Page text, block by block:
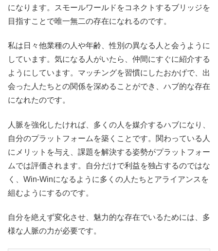
になります。スモールワールドをコネクトするブリッジを
目指すことで唯一無二の存在になれるのです。
私は日々他業種の人や年齢、性別の異なる人と会うように
しています。気になる人がいたら、仲間にすぐに紹介する
ようにしています。マッチングを習慣にしたおかげで、出
会った人たちとの関係を深めることができ、ハブ的な存在
になれたのです。
人脈を強化したければ、多くの人を媒介するハブになり、
自分のプラットフォームを築くことです。関わっている人
にメリットを与え、課題を解決する姿勢がプラットフォー
ムでは評価されます。自分だけで利益を独占するのではな
く、Win-Winになるように多くの人たちとアライアンスを
組むようにするのです。
自分を絶えず変化させ、魅力的な存在でいるためには、多
様な人脈の力が必要です。